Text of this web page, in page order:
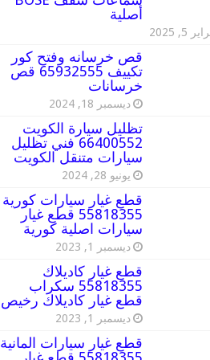
أصلية
5, 2025
قص خرسانه وفتح كور
تكييف 65932555 قص
خرسانات
ديسمبر 18, 2024
تظليل سيارة الكويت
66400552 فني تظليل
سيارات متنقل الكويت
يونيو 28, 2024
قطع غيار سيارات كورية
55818355 قطع غيار
سيارات اصلية كورية
ديسمبر 1, 2023
قطع غيار كاديلاك
55818355 سكراب
قطع غيار كاديلاك رخيص
ديسمبر 1, 2023
قطع غيار سيارات المانية